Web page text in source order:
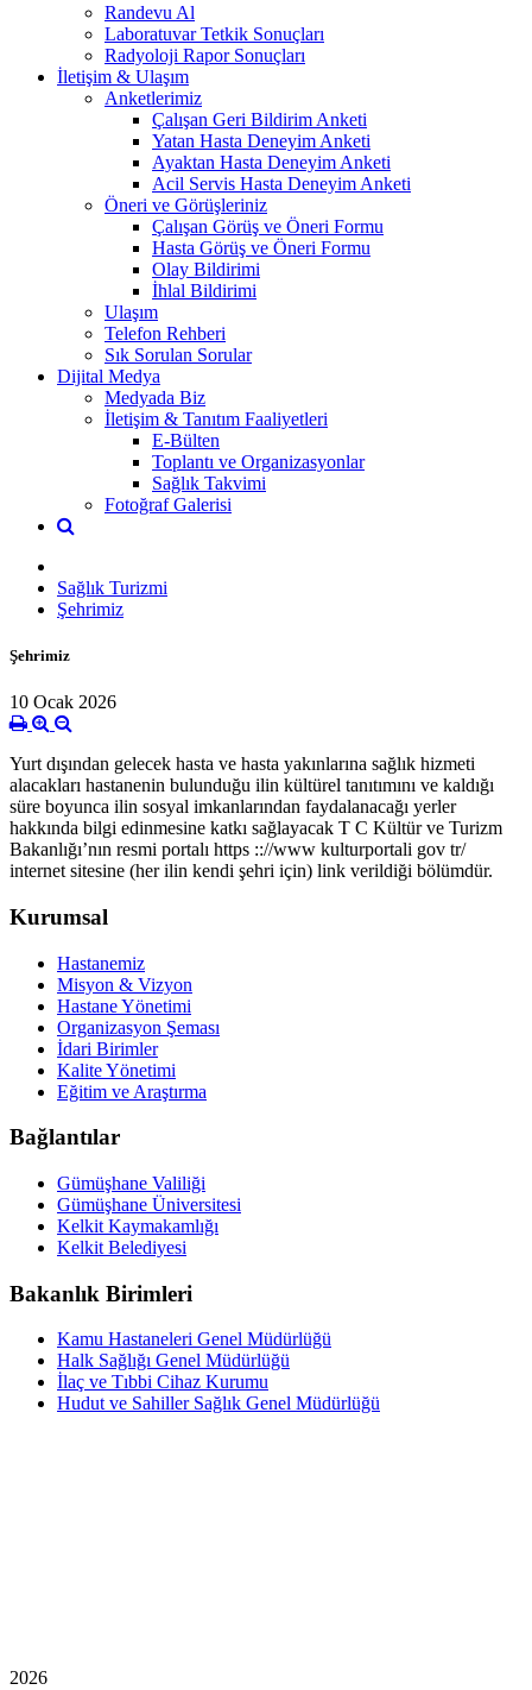
Randevu Al
Laboratuvar Tetkik Sonuçları
Radyoloji Rapor Sonuçları
İletişim & Ulaşım
Anketlerimiz
Çalışan Geri Bildirim Anketi
Yatan Hasta Deneyim Anketi
Ayaktan Hasta Deneyim Anketi
Acil Servis Hasta Deneyim Anketi
Öneri ve Görüşleriniz
Çalışan Görüş ve Öneri Formu
Hasta Görüş ve Öneri Formu
Olay Bildirimi
İhlal Bildirimi
Ulaşım
Telefon Rehberi
Sık Sorulan Sorular
Dijital Medya
Medyada Biz
İletişim & Tanıtım Faaliyetleri
E-Bülten
Toplantı ve Organizasyonlar
Sağlık Takvimi
Fotoğraf Galerisi
Sağlık Turizmi
Şehrimiz
Şehrimiz
10 Ocak 2026
Yurt dışından gelecek hasta ve hasta yakınlarına sağlık hizmeti
alacakları hastanenin bulunduğu ilin kültürel tanıtımını ve kaldığı
süre boyunca ilin sosyal imkanlarından faydalanacağı yerler
hakkında bilgi edinmesine katkı sağlayacak T C Kültür ve Turizm
Bakanlığı’nın resmi portalı https :://www kulturportali gov tr/
internet sitesine (her ilin kendi şehri için) link verildiği bölümdür.
Kurumsal
Hastanemiz
Misyon & Vizyon
Hastane Yönetimi
Organizasyon Şeması
İdari Birimler
Kalite Yönetimi
Eğitim ve Araştırma
Bağlantılar
Gümüşhane Valiliği
Gümüşhane Üniversitesi
Kelkit Kaymakamlığı
Kelkit Belediyesi
Bakanlık Birimleri
Kamu Hastaneleri Genel Müdürlüğü
Halk Sağlığı Genel Müdürlüğü
İlaç ve Tıbbi Cihaz Kurumu
Hudut ve Sahiller Sağlık Genel Müdürlüğü
2026